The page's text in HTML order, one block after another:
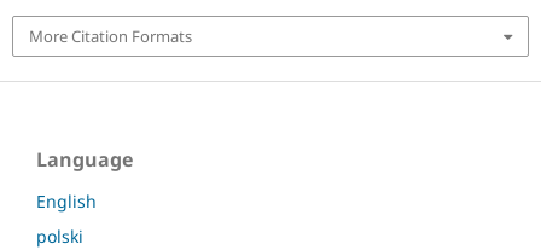
More Citation Formats
Language
English
polski